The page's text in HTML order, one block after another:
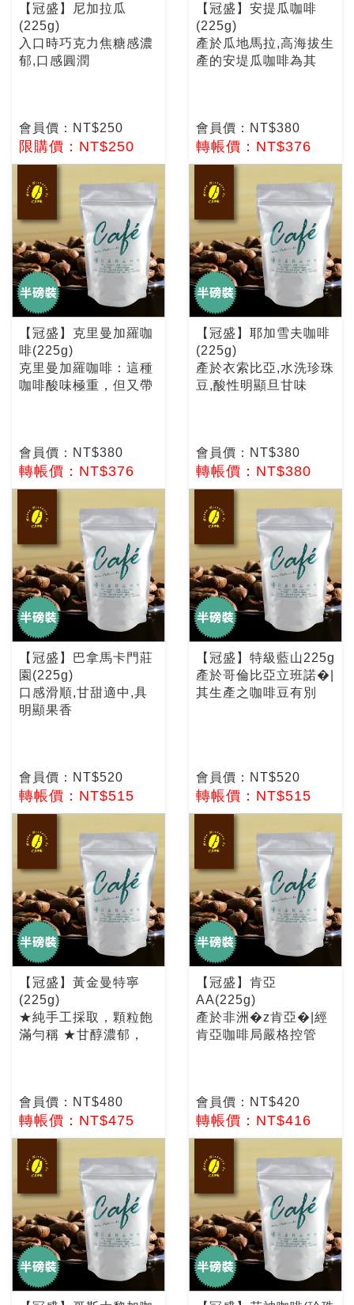
【冠盛】尼加拉瓜
(225g)
入口時巧克力焦糖感濃
郁,口感圓潤
會員價：NT$250
限購價：NT$250
【冠盛】安提瓜咖啡
(225g)
產於瓜地馬拉,高海拔生
產的安堤瓜咖啡為其
會員價：NT$380
轉帳價：NT$376
【冠盛】克里曼加羅咖
啡(225g)
克里曼加羅咖啡：這種
咖啡酸味極重，但又帶
會員價：NT$380
轉帳價：NT$376
【冠盛】耶加雪夫咖啡
(225g)
產於衣索比亞,水洗珍珠
豆,酸性明顯旦甘味
會員價：NT$380
轉帳價：NT$380
【冠盛】巴拿馬卡門莊
園(225g)
口感滑順,甘甜適中,具
明顯果香
會員價：NT$520
轉帳價：NT$515
【冠盛】特級藍山225g
產於哥倫比亞立班諾�|
其生產之咖啡豆有別
會員價：NT$520
轉帳價：NT$515
【冠盛】黃金曼特寧
(225g)
★純手工採取，顆粒飽
滿勻稱 ★甘醇濃郁，
會員價：NT$480
轉帳價：NT$475
【冠盛】肯亞
AA(225g)
產於非洲�z肯亞�|經
肯亞咖啡局嚴格控管
會員價：NT$420
轉帳價：NT$416